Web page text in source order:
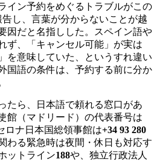
イン予約をめぐるトラブルがこの
し、言葉が分からないことが越
因だと名指しした。スペイン語や
ず、「キャンセル可能」が実は
を意味していた、というすれ違い
国語の条件は、予約する前に分か
たら、日本語で頼れる窓口があ
館（マドリード）の代表番号は
ロナ日本国総領事館は+34 93 280
わる緊急時は夜間・休日も対応す
ットライン188や、独立行政法人